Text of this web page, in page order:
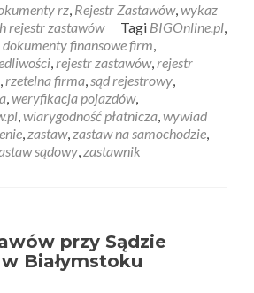
rz, Rejestr Zastawów,wykaz
rejestr zastawów
Tagi BIGOnline.pl,
dokumenty finansowe firm,
,rejestr zastawów,rejestr
,rzetelna firma,sąd rejestrowy,
,weryfikacja pojazdów,
,wiarygodność płatnicza,wywiad
,zastaw,zastaw na samochodzie,
sądowy,zastawnik
przy Sądzie
Białymstoku